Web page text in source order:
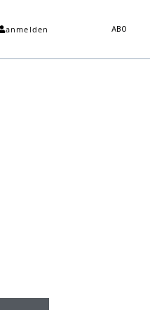
anmelden ABO